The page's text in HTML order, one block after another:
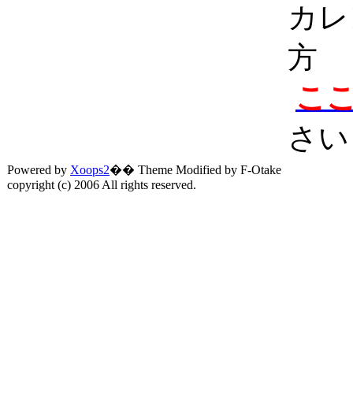
カ
方
こ
さい
Powered by Xoops2�� Theme Modified by F-Otake
copyright (c) 2006 All rights reserved.